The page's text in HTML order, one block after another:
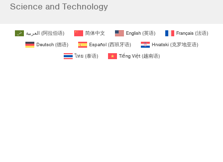
Science and Technology
العربية (阿拉伯语) 简体中文 English (英语) Français (法语)
Deutsch(德语) Español(西班牙语) Hrvatski(克罗地亚语)
ไทย (泰语) Tiếng Việt(越南语)